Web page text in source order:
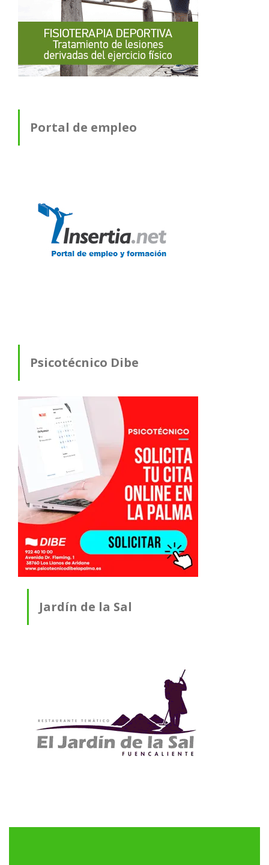
Portal de empleo
Psicotécnico Dibe
Jardín de la Sal